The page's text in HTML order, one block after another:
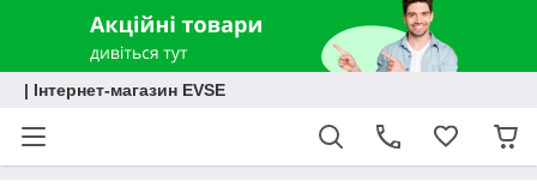
| Інтернет-магазин EVSE